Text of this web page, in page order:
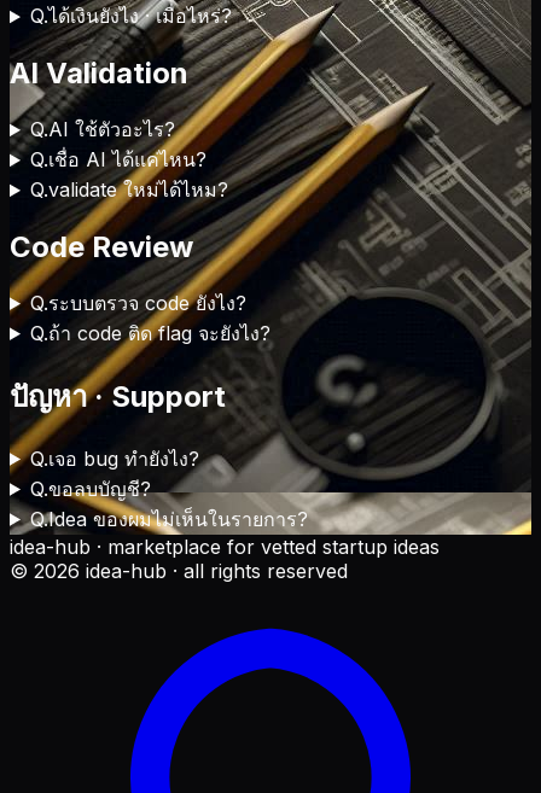
Q.ได้เงินยังไง · เมื่อไหร่?
AI Validation
Q.AI ใช้ตัวอะไร?
Q.เชื่อ AI ได้แค่ไหน?
Q.validate ใหม่ได้ไหม?
Code Review
Q.ระบบตรวจ code ยังไง?
Q.ถ้า code ติด flag จะยังไง?
ปัญหา · Support
Q.เจอ bug ทำยังไง?
Q.ขอลบบัญชี?
Q.Idea ของผมไม่เห็นในรายการ?
idea-hub · marketplace for vetted startup ideas
© 2026 idea-hub · all rights reserved